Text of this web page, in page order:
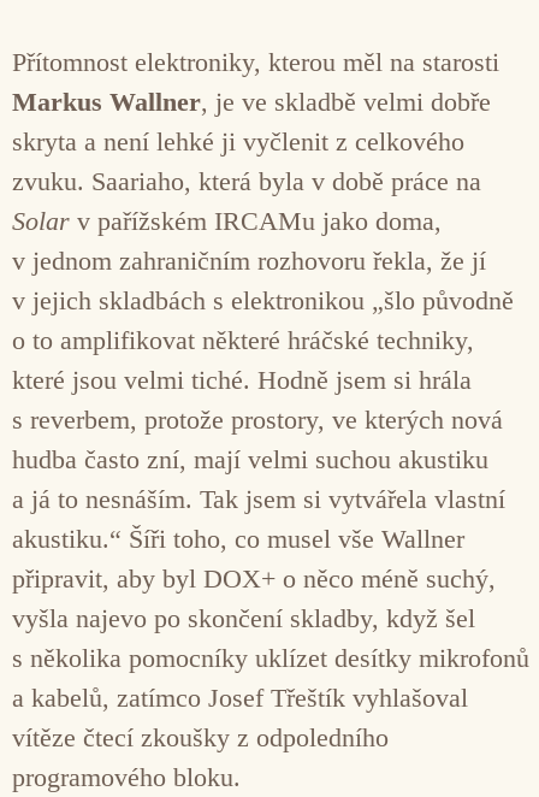
Přítomnost elektroniky, kterou měl na starosti
Markus Wallner, je ve skladbě velmi dobře
skryta a není lehké ji vyčlenit z celkového
zvuku. Saariaho, která byla v době práce na
Solar v pařížském IRCAMu jako doma,
v jednom zahraničním rozhovoru řekla, že jí
v jejich skladbách s elektronikou „šlo původně
o to amplifikovat některé hráčské techniky,
které jsou velmi tiché. Hodně jsem si hrála
s reverbem, protože prostory, ve kterých nová
hudba často zní, mají velmi suchou akustiku
a já to nesnáším. Tak jsem si vytvářela vlastní
akustiku.“ Šíři toho, co musel vše Wallner
připravit, aby byl DOX+ o něco méně suchý,
vyšla najevo po skončení skladby, když šel
s několika pomocníky uklízet desítky mikrofonů
a kabelů, zatímco Josef Třeštík vyhlašoval
vítěze čtecí zkoušky z odpoledního
programového bloku.